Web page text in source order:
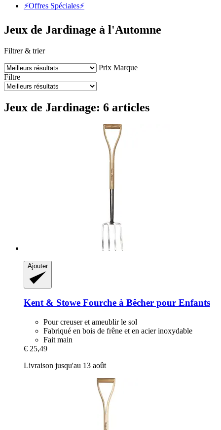
⚡️Offres Spéciales⚡️
Jeux de Jardinage à l'Automne
Filtrer & trier
Prix Marque
Filtre
Jeux de Jardinage: 6 articles
Ajouter
Kent & Stowe Fourche à Bêcher pour Enfants
Pour creuser et ameublir le sol
Fabriqué en bois de frêne et en acier inoxydable
Fait main
€ 25,49
Livraison jusqu'au 13 août